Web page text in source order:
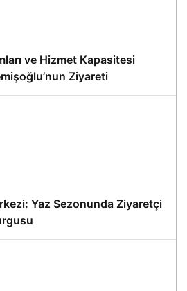
ve Hizmet Kapasitesi
Ziyareti
Yaz Sezonunda Ziyaretçi